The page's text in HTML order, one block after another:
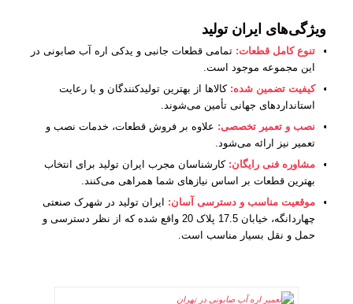
ویژگی‌های ایران تولید
تنوع کامل قطعات: تمامی قطعات جانبی و یدکی اره آب صابونی در
این مجموعه موجود است.
کیفیت تضمین شده: کالاها از بهترین تولیدکنندگان و با رعایت
استانداردهای جهانی تأمین می‌شوند.
نصب و تعمیر تخصصی: علاوه بر فروش قطعات، خدمات نصب و
تعمیر نیز ارائه می‌شود.
مشاوره فنی رایگان: کارشناسان مجرب ایران تولید برای انتخاب
بهترین قطعات بر اساس نیازهای شما همراهی می‌کنند.
موقعیت مناسب و دسترسی آسان: ایران تولید در شهرک صنعتی
چهاردانگه، خیابان 17.5 پلاک 20 واقع شده که از نظر دسترسی و
حمل و نقل بسیار مناسب است.